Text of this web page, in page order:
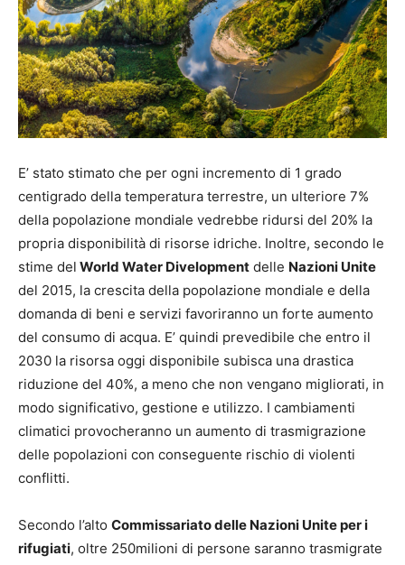
E’ stato stimato che per ogni incremento di 1 grado
centigrado della temperatura terrestre, un ulteriore 7%
della popolazione mondiale vedrebbe ridursi del 20% la
propria disponibilità di risorse idriche. Inoltre, secondo le
stime del World Water Divelopment delle Nazioni Unite
del 2015, la crescita della popolazione mondiale e della
domanda di beni e servizi favoriranno un forte aumento
del consumo di acqua. E’ quindi prevedibile che entro il
2030 la risorsa oggi disponibile subisca una drastica
riduzione del 40%, a meno che non vengano migliorati, in
modo significativo, gestione e utilizzo. I cambiamenti
climatici provocheranno un aumento di trasmigrazione
delle popolazioni con conseguente rischio di violenti
conflitti.
Secondo l’alto Commissariato delle Nazioni Unite per i
rifugiati, oltre 250milioni di persone saranno trasmigrate